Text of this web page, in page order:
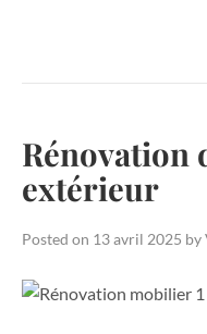
Rénovation
extérieur
Posted on 13 avril 2025 by